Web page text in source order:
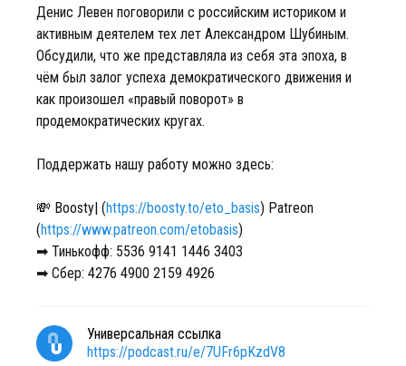
Денис Левен поговорили с российским историком и
активным деятелем тех лет Александром Шубиным.
Обсудили, что же представляла из себя эта эпоха, в
чём был залог успеха демократического движения и
как произошел «правый поворот» в
продемократических кругах.
Поддержать нашу работу можно здесь:
💸 Boosty| (https://boosty.to/eto_basis) Patreon
(https://www.patreon.com/etobasis)
➡ Тинькофф: 5536 9141 1446 3403
➡ Сбер: 4276 4900 2159 4926
Универсальная ссылка
https://podcast.ru/e/7UFr6pKzdV8